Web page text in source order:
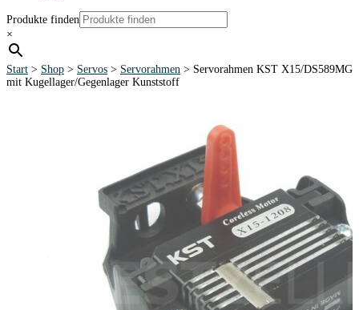
Produkte finden
×
Start > Shop > Servos > Servorahmen > Servorahmen KST X15/DS589MG
mit Kugellager/Gegenlager Kunststoff